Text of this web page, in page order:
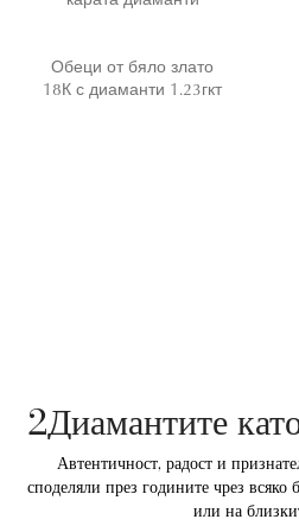
Обеци от бяло злато
18К с диаманти 1.23гкт
2Диамантите
Автентичност, радост и
споделяли през годините чрез
или на